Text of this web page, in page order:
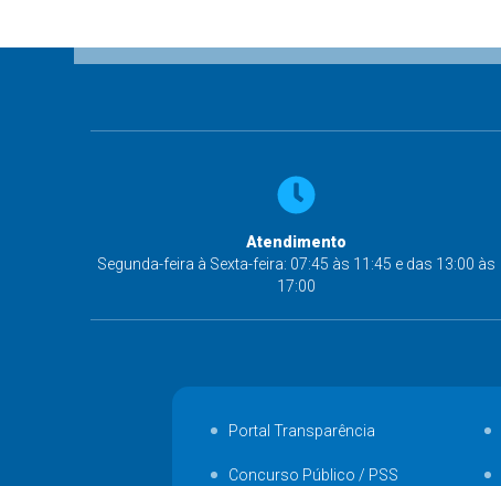
Atendimento
Segunda-feira à Sexta-feira: 07:45 às 11:45 e das 13:00 às
17:00
Portal Transparência
Concurso Público / PSS